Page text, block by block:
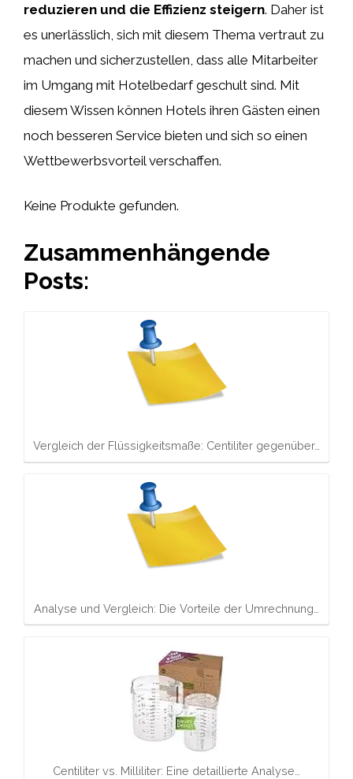
reduzieren und die Effizienz steigern. Daher ist
es unerlässlich, sich mit diesem Thema vertraut zu
machen und sicherzustellen, dass alle Mitarbeiter
im Umgang mit Hotelbedarf geschult sind. Mit
diesem Wissen können Hotels ihren Gästen einen
noch besseren Service bieten und sich so einen
Wettbewerbsvorteil verschaffen.
Keine Produkte gefunden.
Zusammenhängende
Posts:
Vergleich der Flüssigkeitsmaße: Centiliter gegenüber…
Analyse und Vergleich: Die Vorteile der Umrechnung…
Centiliter vs. Milliliter: Eine detaillierte Analyse…